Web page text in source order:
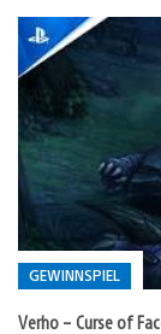
GEWINNSPIEL
Verho – Curse of